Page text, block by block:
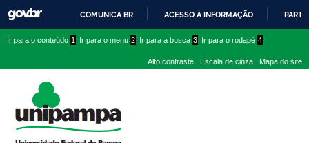
PARA
CONTEÚDO
COMUNICA BR ACESSO À INFORMAÇÃO
conteúdo
menu
superior
menu
Ir para o conteúdo 1 Ir para o menu 2 Ir para a busca 3 Ir para o rodapé 4
Alto contraste Escala de cinza Mapa do site